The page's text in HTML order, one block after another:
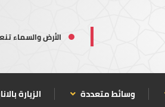
الأرض والسماء
وسائط متعددة الزيارة